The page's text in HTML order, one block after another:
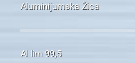
Aluminijumska Žica
Al lim 99,5